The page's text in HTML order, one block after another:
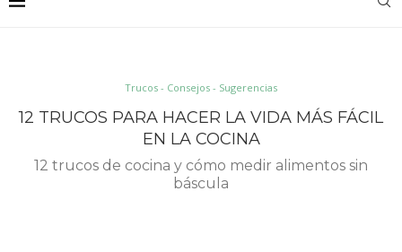
Trucos - Consejos - Sugerencias
12 TRUCOS PARA HACER LA VIDA MÁS FÁCIL
EN LA COCINA
12 trucos de cocina y cómo medir alimentos sin
báscula